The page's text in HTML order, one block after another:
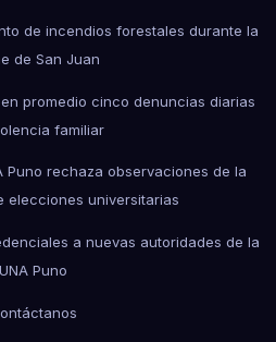
de incendios forestales durante la
de San Juan
promedio cinco denuncias diarias
familiar
Puno rechaza observaciones de la
elecciones universitarias
a nuevas autoridades de la
UNA Puno